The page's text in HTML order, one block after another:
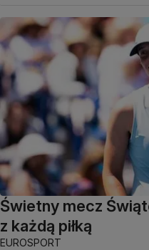
Świetny mecz
z każdą piłką
EUROSPORT